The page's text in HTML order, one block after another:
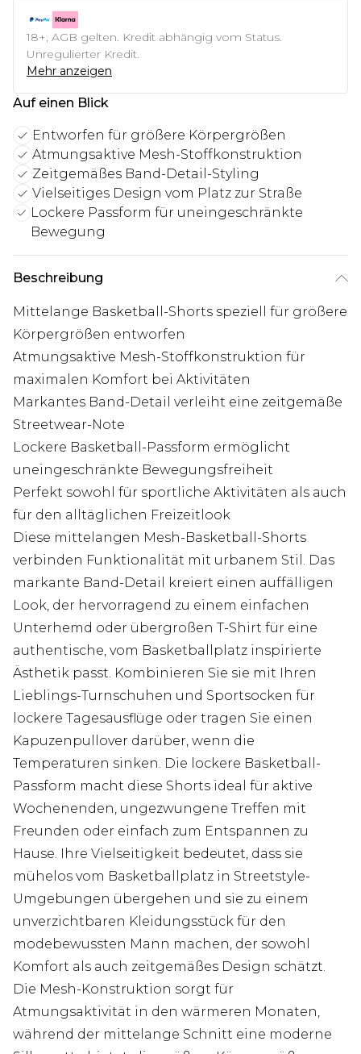
18+, AGB gelten. Kredit abhängig vom Status.
Unregulierter Kredit.
Mehr anzeigen
Auf einen Blick
Entworfen für größere Körpergrößen
Atmungsaktive Mesh-Stoffkonstruktion
Zeitgemäßes Band-Detail-Styling
Vielseitiges Design vom Platz zur Straße
Lockere Passform für uneingeschränkte
Bewegung
Beschreibung
Mittelange Basketball-Shorts speziell für größere
Körpergrößen entworfen
Atmungsaktive Mesh-Stoffkonstruktion für
maximalen Komfort bei Aktivitäten
Markantes Band-Detail verleiht eine zeitgemäße
Streetwear-Note
Lockere Basketball-Passform ermöglicht
uneingeschränkte Bewegungsfreiheit
Perfekt sowohl für sportliche Aktivitäten als auch
für den alltäglichen Freizeitlook
Diese mittelangen Mesh-Basketball-Shorts
verbinden Funktionalität mit urbanem Stil. Das
markante Band-Detail kreiert einen auffälligen
Look, der hervorragend zu einem einfachen
Unterhemd oder übergroßen T-Shirt für eine
authentische, vom Basketballplatz inspirierte
Ästhetik passt. Kombinieren Sie sie mit Ihren
Lieblings-Turnschuhen und Sportsocken für
lockere Tagesausflüge oder tragen Sie einen
Kapuzenpullover darüber, wenn die
Temperaturen sinken. Die lockere Basketball-
Passform macht diese Shorts ideal für aktive
Wochenenden, ungezwungene Treffen mit
Freunden oder einfach zum Entspannen zu
Hause. Ihre Vielseitigkeit bedeutet, dass sie
mühelos vom Basketballplatz in Streetstyle-
Umgebungen übergehen und sie zu einem
unverzichtbaren Kleidungsstück für den
modebewussten Mann machen, der sowohl
Komfort als auch zeitgemäßes Design schätzt.
Die Mesh-Konstruktion sorgt für
Atmungsaktivität in den wärmeren Monaten,
während der mittelange Schnitt eine moderne